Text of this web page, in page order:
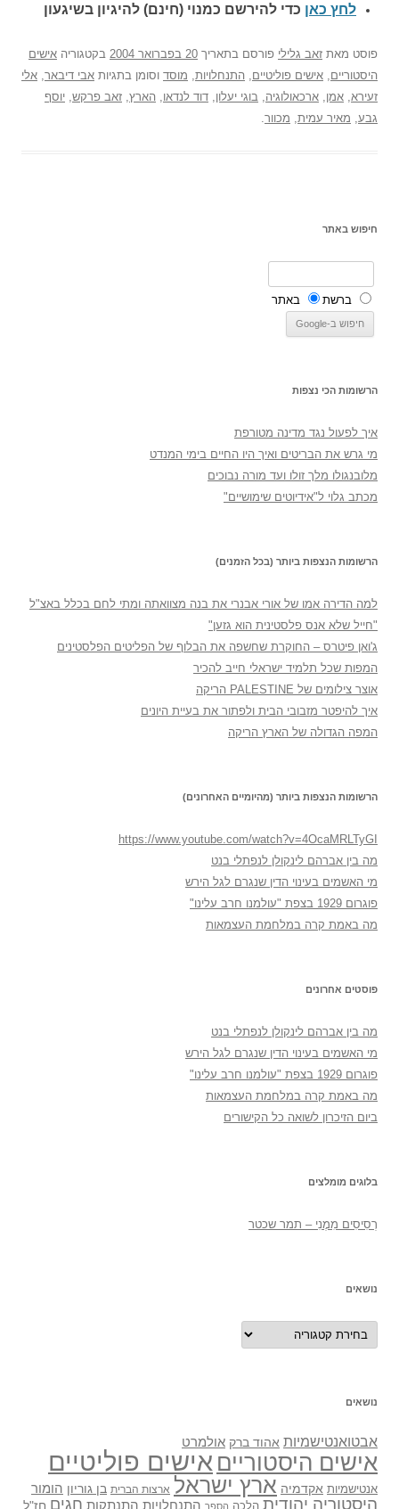
לחץ כאן כדי להירשם כמנוי (חינם) להיגיון בשיגעון
פוסט מאת זאב גלילי פורסם בתאריך 20 בפברואר 2004 בקטגוריה אישים
היסטוריים אישים פוליטיים התנחלויות מוסד וסומן בתגיות אבי דיבאר אלי
זעירא אמן ארכאולוגיה בוגי יעלון דוד לנדאו הארץ זאב פרקש יוסף
גבע מאיר עמית מכוור
חיפוש באתר
ברשת באתר
הרשומות הכי נצפות
איך לפעול נגד מדינה מטורפת
מי גרש את הבריטים ואיך היו החיים בימי המנדט
מלובנגולו מלך זולו ועד מורה נבוכים
מכתב גלוי ל"אידיוטים שימושיים"
הרשומות הנצפות ביותר (בכל הזמנים)
למה הדירה אמו של אורי אבנרי את בנה מצוואתה ומתי לחם בכלל באצ"ל
"חייל שלא אנס פלסטינית הוא גזען"
ג'ואן פיטרס – החוקרת שחשפה את הבלוף של הפליטים הפלסטינים
המפות שכל תלמיד ישראלי חייב להכיר
אוצר צילומים של PALESTINE הריקה
איך להיפטר מזבובי הבית ולפתור את בעיית היונים
המפה הגדולה של הארץ הריקה
הרשומות הנצפות ביותר (מהיומיים האחרונים)
https://www.youtube.com/watch?v=4OcaMRLTyGI
מה בין אברהם לינקולן לנפתלי בנט
מי האשמים בעינוי הדין שנגרם לגל הירש
פוגרום 1929 בצפת "עולמנו חרב עלינו"
מה באמת קרה במלחמת העצמאות
פוסטים אחרונים
מה בין אברהם לינקולן לנפתלי בנט
מי האשמים בעינוי הדין שנגרם לגל הירש
פוגרום 1929 בצפת "עולמנו חרב עלינו"
מה באמת קרה במלחמת העצמאות
ביום הזיכרון לשואה כל הקישורים
בלוגים מומלצים
רְסִיסִים מִמֶנִי – תמר שכטר
נושאים
נושאים
נושאים
אבטואנטישמיות אהוד ברק אולמרט
אישים היסטוריים אישים פוליטיים
אנטישמיות אקדמיה ארץ ישראל ארצות הברית בן גוריון הומור
היסטוריה יהודית הלכה הספר התנחלויות התנתקות חגים חז"ל